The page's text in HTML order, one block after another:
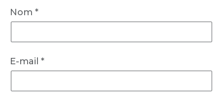
Nom *
E-mail *